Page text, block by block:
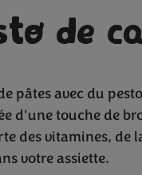
de
pâtes avec du
d'une touche de
des vitamines, de
votre assiette.